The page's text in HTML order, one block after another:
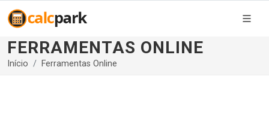
FERRAMENTAS ONLINE
Início Ferramentas Online